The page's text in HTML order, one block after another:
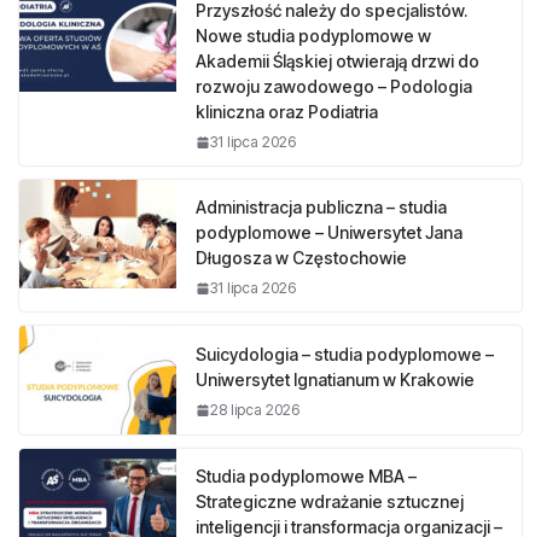
Przyszłość należy do specjalistów.
Nowe studia podyplomowe w
Akademii Śląskiej otwierają drzwi do
rozwoju zawodowego – Podologia
kliniczna oraz Podiatria
31 lipca 2026
Administracja publiczna – studia
podyplomowe – Uniwersytet Jana
Długosza w Częstochowie
31 lipca 2026
Suicydologia – studia podyplomowe –
Uniwersytet Ignatianum w Krakowie
28 lipca 2026
Studia podyplomowe MBA –
Strategiczne wdrażanie sztucznej
inteligencji i transformacja organizacji –